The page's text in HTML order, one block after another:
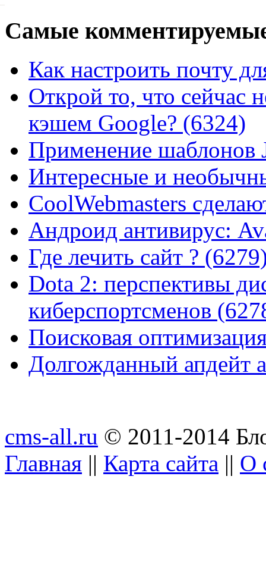
Самые
Как настроить почту
Открой то, что сейчас
кэшем Google? (6324)
Применение шаблонов
Интересные и
CoolWebmasters
Андроид антивирус:
Где лечить сайт ?
Dota 2: перспективы
киберспортсменов
Поисковая
Долгожданный апдейт
cms-all.ru © 2011-2014
Главная || Карта сайта || О